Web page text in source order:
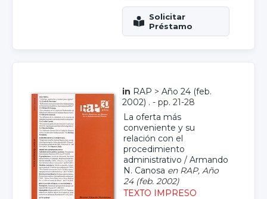
in RAP > Año 24 (feb.
2002) . - pp. 21-28
La oferta más
conveniente y su
relación con el
procedimiento
administrativo / Armando
N. Canosa en RAP, Año
24 (feb. 2002)
TEXTO IMPRESO